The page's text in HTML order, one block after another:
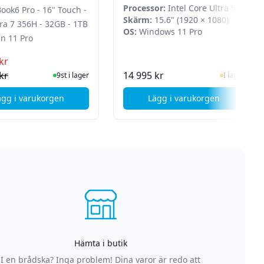
Home
Ryzen 5 7520U - 16 GB - 512 GB SSD - Windows 11 Pro
Pro - 16" Touch -
7 356H - 32GB - 1TB
11 Pro
I Lager9st i lager
i varukorgen
, Samsung Galaxy Book6 Pro - 16" Touch - Core Ultra 7
512GB - Intel Graphics -
Windows 11 Pro
Processor: Intel Core Ultra 5
225U
Skärm: 15.6" (1920 × 1080)
OS: Windows 11 Pro
14 995 kr I lager
Lägg i varukorgen, Samsung Galaxy
Hämta i butik
I en brådska? Inga problem! Dina varor är redo att